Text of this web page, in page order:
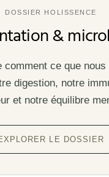
DOSSIER HOLISSENCE
&
comment ce que nous
digestion, notre
et notre équilibre
LE DOSSIER